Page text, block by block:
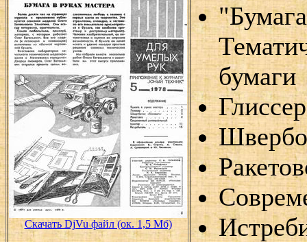
Скачать DjVu файл (ок. 1,5 Мб)
бумаги
Глиссер